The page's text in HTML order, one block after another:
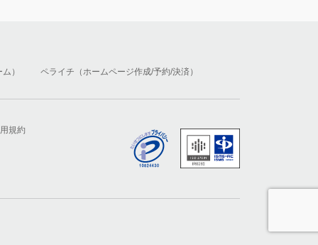
） ペライチ（ホームページ作成/予約/決済）
規約